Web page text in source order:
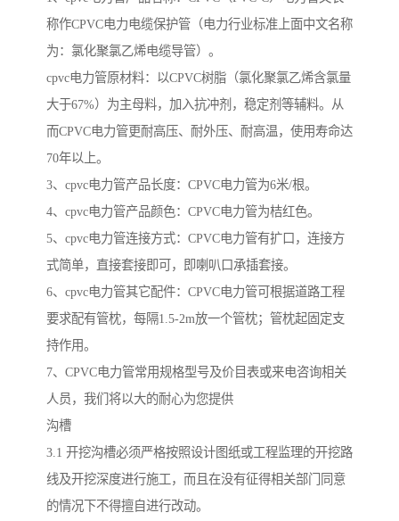
称作CPVC电力电缆保护管（电力行业标准上面中文名称
为：氯化聚氯乙烯电缆导管）。
cpvc电力管原材料：以CPVC树脂（氯化聚氯乙烯含氯量
大于67%）为主母料，加入抗冲剂，稳定剂等辅料。从
而CPVC电力管更耐高压、耐外压、耐高温，使用寿命达
70年以上。
3、cpvc电力管产品长度：CPVC电力管为6米/根。
4、cpvc电力管产品颜色：CPVC电力管为桔红色。
5、cpvc电力管连接方式：CPVC电力管有扩口，连接方
式简单，直接套接即可，即喇叭口承插套接。
6、cpvc电力管其它配件：CPVC电力管可根据道路工程
要求配有管枕，每隔1.5-2m放一个管枕；管枕起固定支
持作用。
7、CPVC电力管常用规格型号及价目表或来电咨询相关
人员，我们将以大的耐心为您提供
沟槽
3.1 开挖沟槽必须严格按照设计图纸或工程监理的开挖路
线及开挖深度进行施工，而且在没有征得相关部门同意
的情况下不得擅自进行改动。